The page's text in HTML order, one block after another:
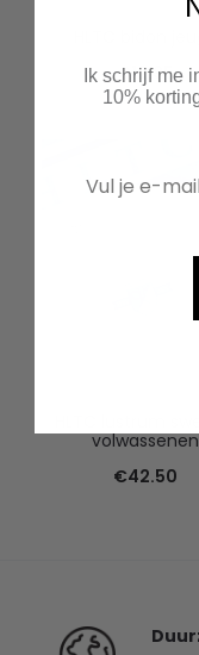
€12.95
volwassenen
€42.50
Ik schrijf me
10%